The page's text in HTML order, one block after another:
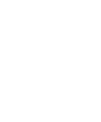
des Mieters
Mieter im Interesse
des Hauses und
Zustimmung
oder